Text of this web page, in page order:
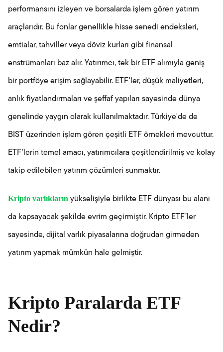
performansını izleyen ve borsalarda işlem gören yatırım
araçlarıdır. Bu fonlar genellikle hisse senedi endeksleri,
emtialar, tahviller veya döviz kurları gibi finansal
enstrümanları baz alır. Yatırımcı, tek bir ETF alımıyla geniş
bir portföye erişim sağlayabilir. ETF'ler, düşük maliyetleri,
anlık fiyatlandırmaları ve şeffaf yapıları sayesinde dünya
genelinde yaygın olarak kullanılmaktadır. Türkiye'de de
BIST üzerinden işlem gören çeşitli ETF örnekleri mevcuttur.
ETF’lerin temel amacı, yatırımcılara çeşitlendirilmiş ve kolay
takip edilebilen yatırım çözümleri sunmaktır.
Kripto varlıkların yükselişiyle birlikte ETF dünyası bu alanı
da kapsayacak şekilde evrim geçirmiştir. Kripto ETF’ler
sayesinde, dijital varlık piyasalarına doğrudan girmeden
yatırım yapmak mümkün hale gelmiştir.
Kripto Paralarda ETF
Nedir?